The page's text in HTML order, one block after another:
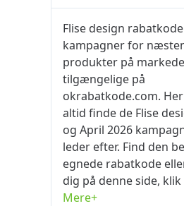
Flise design
kampagner for
produkter på
tilgængelige på
okrabatkode.com.
altid finde de Flise
og April 2026
leder efter. Find den
egnede rabatkode
dig på denne side, klik
knappen "Få kode"
Mere+